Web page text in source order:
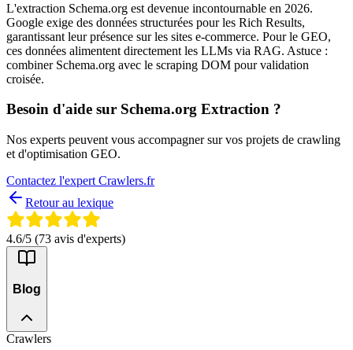
L'extraction Schema.org est devenue incontournable en 2026.
Google exige des données structurées pour les Rich Results,
garantissant leur présence sur les sites e-commerce. Pour le GEO,
ces données alimentent directement les LLMs via RAG. Astuce :
combiner Schema.org avec le scraping DOM pour validation
croisée.
Besoin d'aide sur Schema.org Extraction ?
Nos experts peuvent vous accompagner sur vos projets de crawling
et d'optimisation GEO.
Contactez l'expert Crawlers.fr
Retour au lexique
4.6/5 (73 avis d'experts)
Blog
Crawlers